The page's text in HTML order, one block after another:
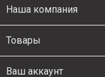
Наша компания
Товары
Ваш аккаунт